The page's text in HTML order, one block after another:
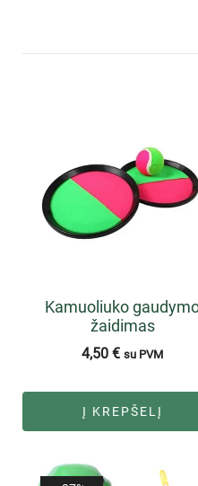
Kamuoliuko
žaidimas
4,50€ su PVM
Į KREPŠELĮ